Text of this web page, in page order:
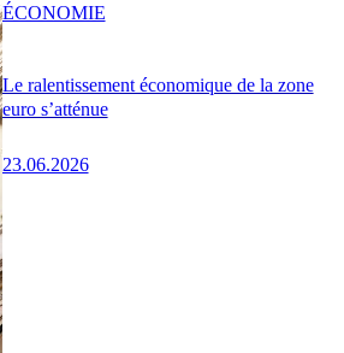
Le ralentissement économique de la zone
euro s’atténue
23.06.2026
ÉCONOMIE